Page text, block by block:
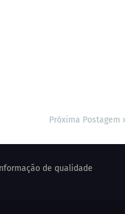
Próxima Postagem
de qualidade